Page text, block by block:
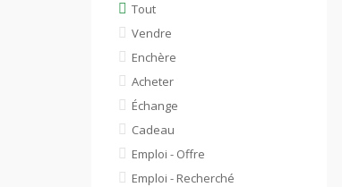
Tout
Vendre
Enchère
Acheter
Échange
Cadeau
Emploi - Offre
Emploi - Recherché